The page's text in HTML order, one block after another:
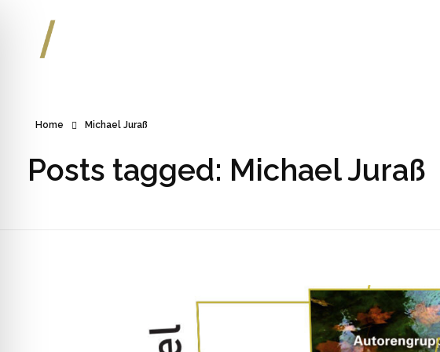
Home Michael Juraß
Posts tagged: Michael Juraß